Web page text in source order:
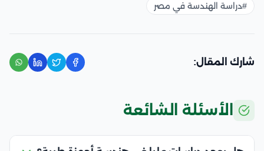
#دراسة الهندسة في مصر
شارك المقال:
الأسئلة الشائعة